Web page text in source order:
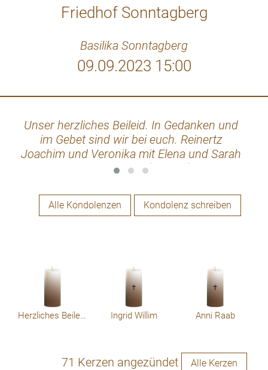
Friedhof Sonntagberg
Basilika Sonntagberg
09.09.2023 15:00
Unser herzliches Beileid. In Gedanken und
im Gebet sind wir bei euch. Reinertz
Joachim und Veronika mit Elena und Sarah
aus Weywertz (Belgien)
Alle Kondolenzen Kondolenz schreiben
Herzliches Beileid! Gabi Eder Ingrid Willim Anni Raab
71 Kerzen angezündet
Alle Kerzen